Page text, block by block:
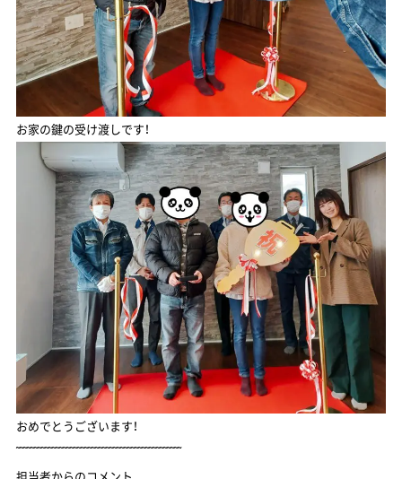
お家の鍵の受け渡しです！
おめでとうございます！
῀῀῀῀῀῀῀῀῀῀῀῀῀῀῀῀῀῀῀῀῀῀῀῀῀῀῀῀῀῀῀῀῀῀῀῀῀῀῀῀῀῀῀῀῀῀